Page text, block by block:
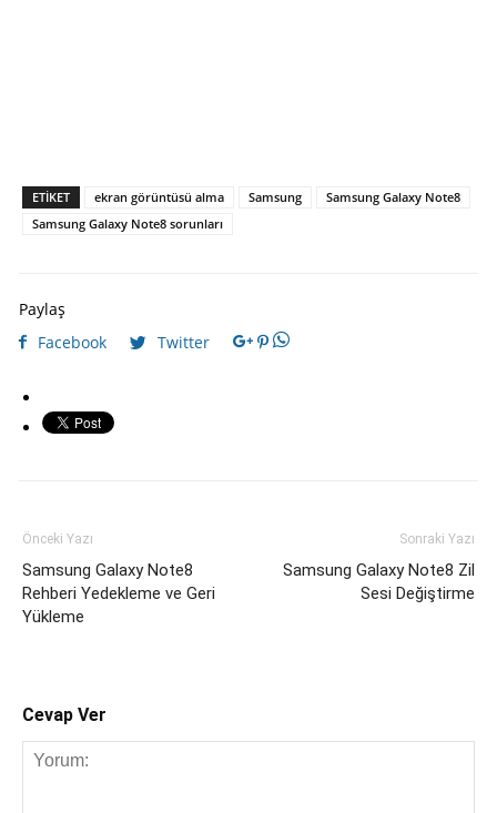
ETIKET ekran görüntüsü alma Samsung
Samsung Galaxy Note8
Samsung Galaxy Note8 sorunları
Paylaş
Facebook
Twitter
Önceki Yazı
Samsung Galaxy Note8
Rehberi Yedekleme ve Geri
Yükleme
Sonraki Yazı
Samsung Galaxy Note8 Zil
Sesi Değiştirme
Cevap Ver